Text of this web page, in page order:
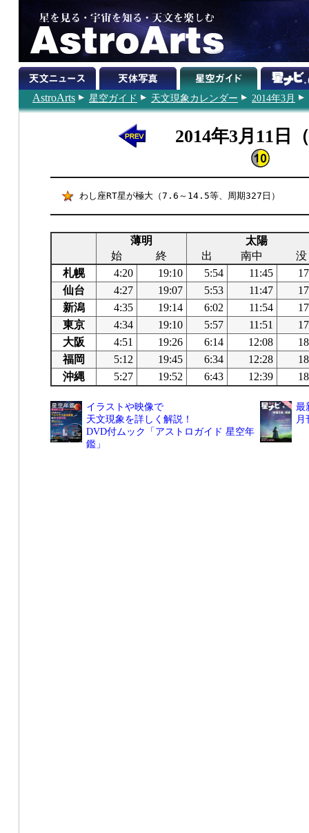
AstroArts 星空ガイド 天文現象カレンダー 2014年3月
2014年3月11日
わし座RT星が極大（7.6～14.5等、周期327日）
薄明
太陽
始
終 出 南中
没
札幌
4:20 19:10 5:54 11:45
仙台
4:27 19:07 5:53 11:47
新潟
4:35 19:14 6:02 11:54
東京
4:34 19:10 5:57 11:51
大阪
4:51 19:26 6:14 12:08
福岡
5:12 19:45 6:34 12:28
沖縄
5:27 19:52 6:43 12:39
イラストや映像で
天文現象を詳しく解説！
DVD付ムック「アストロガイド 星空年
鑑」
最
月